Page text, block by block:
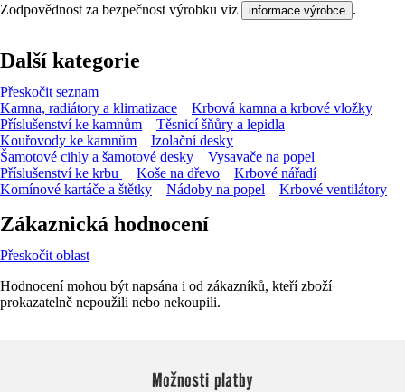
Zodpovědnost za bezpečnost výrobku viz informace výrobce .
Další kategorie
Přeskočit seznam
Kamna, radiátory a klimatizace
Krbová kamna a krbové vložky
Příslušenství ke kamnům
Těsnicí šňůry a lepidla
Kouřovody ke kamnům
Izolační desky
Šamotové cihly a šamotové desky
Vysavače na popel
Příslušenství ke krbu
Koše na dřevo
Krbové nářadí
Komínové kartáče a štětky
Nádoby na popel Krbové ventilátory
Zákaznická hodnocení
Přeskočit oblast
Hodnocení mohou být napsána i od zákazníků, kteří zboží
prokazatelně nepoužili nebo nekoupili.
Možnosti platby